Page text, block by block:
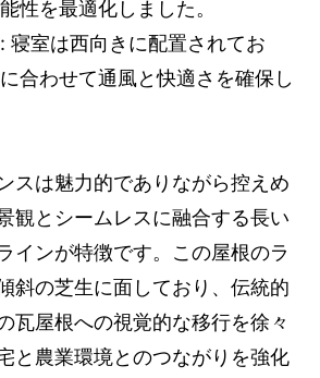
性を最適化しました。
: 寝室は西向きに配置されてお
合わせて通風と快適さを確保し
スは魅力的でありながら控えめ
観とシームレスに融合する長い
インが特徴です。この屋根のラ
斜の芝生に面しており、伝統的
瓦屋根への視覚的な移行を徐々
と農業環境とのつながりを強化